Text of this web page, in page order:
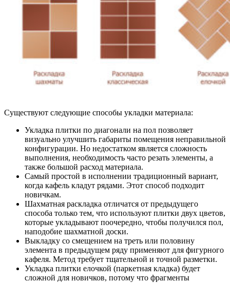
Существуют следующие способы укладки материала:
Укладка плитки по диагонали на пол позволяет
визуально улучшить габариты помещения неправильной
конфигурации. Но недостатком является сложность
выполнения, необходимость часто резать элементы, а
также большой расход материала.
Самый простой в исполнении традиционный вариант,
когда кафель кладут рядами. Этот способ подходит
новичкам.
Шахматная раскладка отличатся от предыдущего
способа только тем, что используют плитки двух цветов,
которые укладывают поочередно, чтобы получился пол,
наподобие шахматной доски.
Выкладку со смещением на треть или половину
элемента в предыдущем ряду применяют для фигурного
кафеля. Метод требует тщательной и точной разметки.
Укладка плитки елочкой (паркетная кладка) будет
сложной для новичков, потому что фрагменты